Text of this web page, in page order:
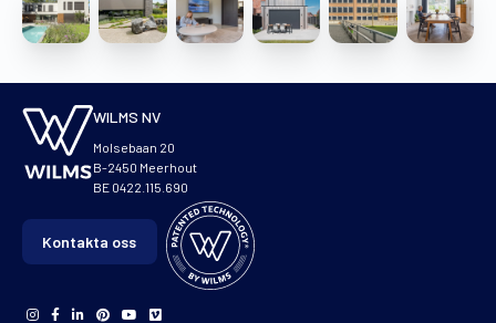
WILMS NV
Molsebaan 20
B-2450 Meerhout
BE 0422.115.690
Kontakta oss